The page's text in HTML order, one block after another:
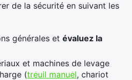
de la sécurité en suivant les
générales et évaluez la
et machines de levage
(treuil manuel, chariot